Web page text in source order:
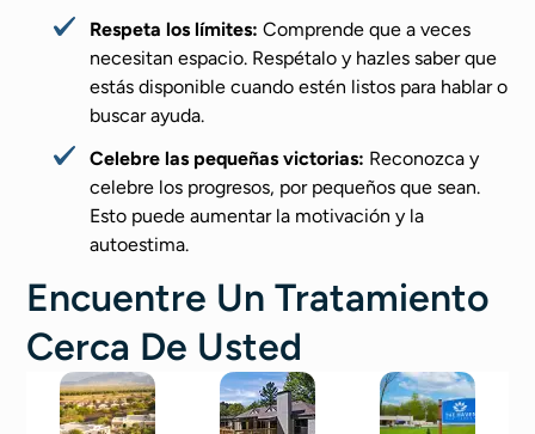
Respeta los límites: Comprende que a veces
necesitan espacio. Respétalo y hazles saber que
estás disponible cuando estén listos para hablar o
buscar ayuda.
Celebre las pequeñas victorias: Reconozca y
celebre los progresos, por pequeños que sean.
Esto puede aumentar la motivación y la
autoestima.
Encuentre Un Tratamiento
Cerca De Usted